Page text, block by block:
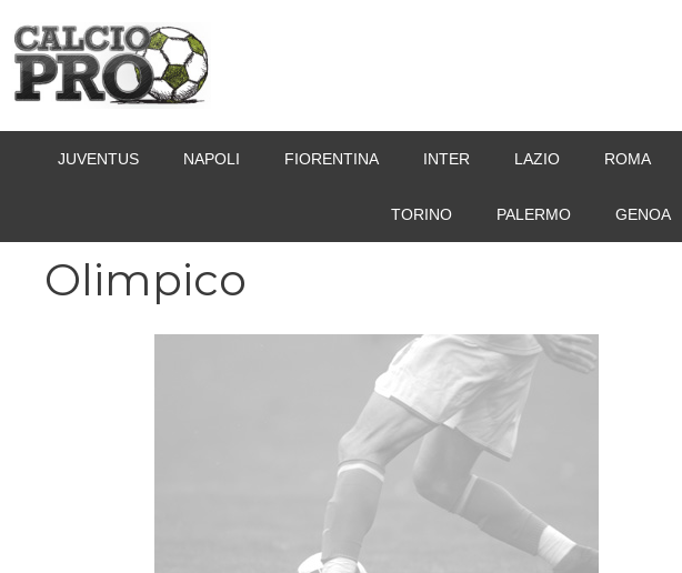
contenuto
JUVENTUS NAPOLI FIORENTINA INTER LAZIO ROMA
TORINO PALERMO GENOA
Olimpico